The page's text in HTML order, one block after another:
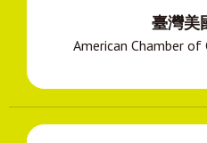
臺灣美
American Chamber of